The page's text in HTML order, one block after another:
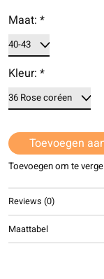
Maat: *
Kleur: *
Toevoegen
Toevoegen om te
Reviews (0)
Maattabel